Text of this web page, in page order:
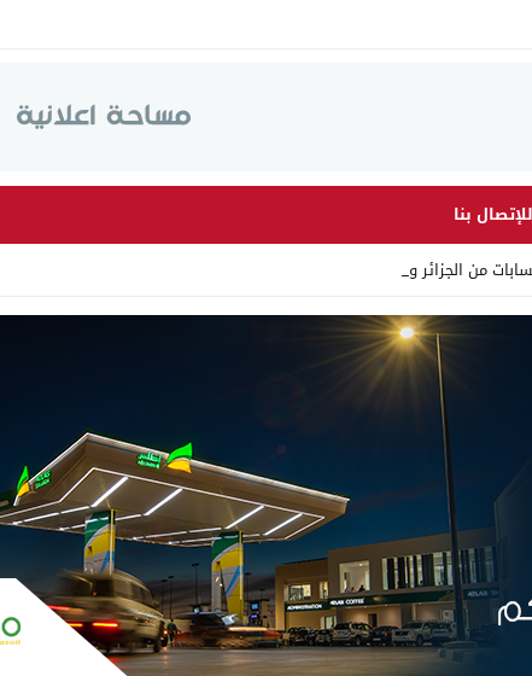
للإتصال بنا
من الجزائر وأرقاما بـ _